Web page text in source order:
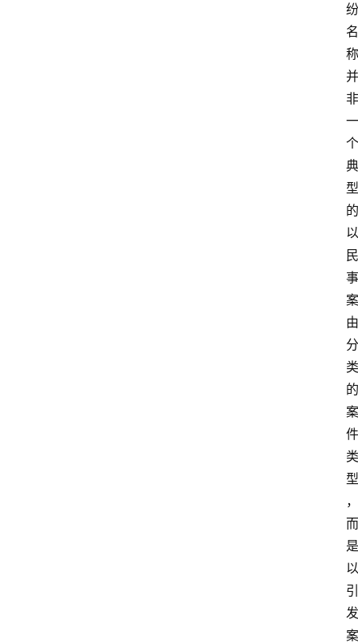
纷
名
称
并
非
一
个
典
型
的
以
民
事
案
由
分
类
的
案
件
类
型
，
而
是
以
引
发
案